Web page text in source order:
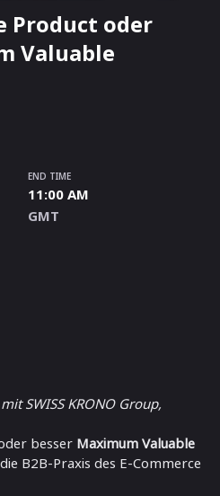
Product oder
Valuable
END TIME
11:00 AM
GMT
SWISS KRONO Group,
besser Maximum Valuable
B2B-Praxis des E-Commerce